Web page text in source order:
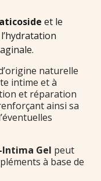
et le
naturelle
intime et à
et réparation
ainsi sa
Gel peut
à base de